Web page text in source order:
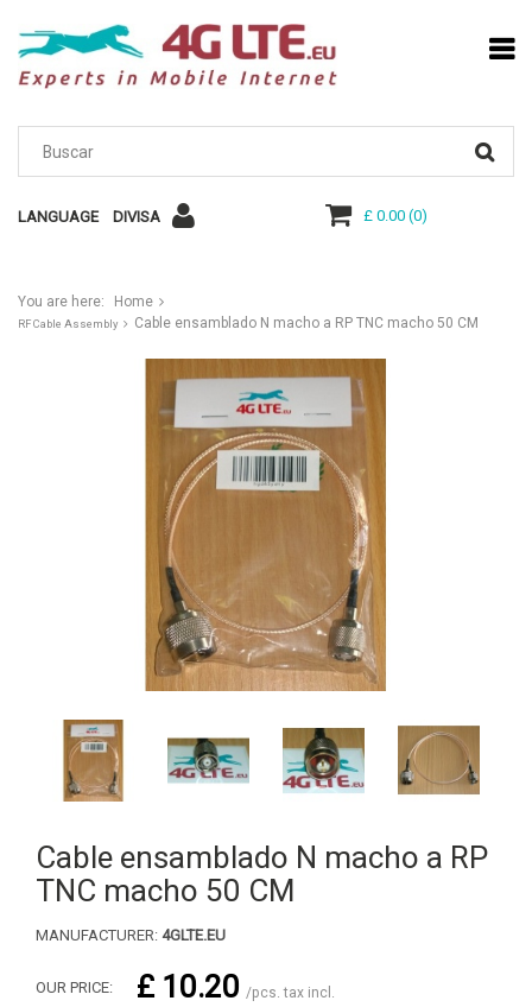
LANGUAGE DIVISA £ 0.00(0)
You are here: Home
RF Cable Assembly Cable ensamblado N macho a RP TNC macho 50 CM
Cable ensamblado N macho a RP
TNC macho 50 CM
MANUFACTURER: 4GLTE.EU
OUR PRICE: £ 10.20 /pcs. tax incl.